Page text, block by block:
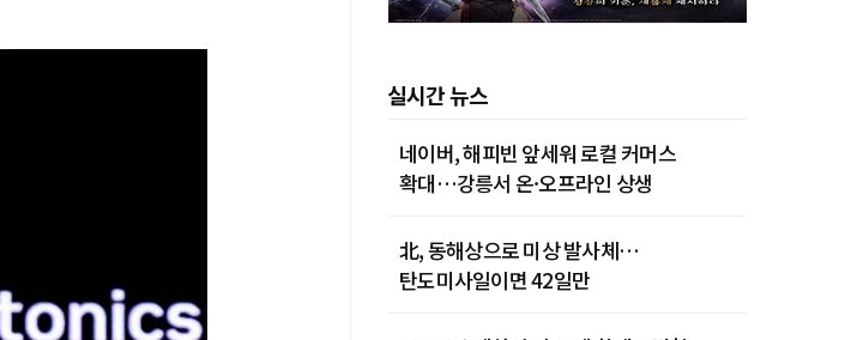
실시간 뉴스
네이버, 해피빈 앞세워 로컬 커머스
확대…강릉서 온·오프라인 상생
北, 동해상으로 미상 발사체…
탄도미사일이면 42일만